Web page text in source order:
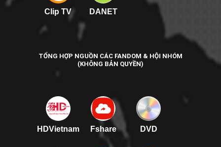
Clip TV DANET
TỔNG HỢP NGUỒN CÁC FANDOM & HỘI NHÓM
(KHÔNG BẢN QUYỀN)
HDVietnam Fshare DVD